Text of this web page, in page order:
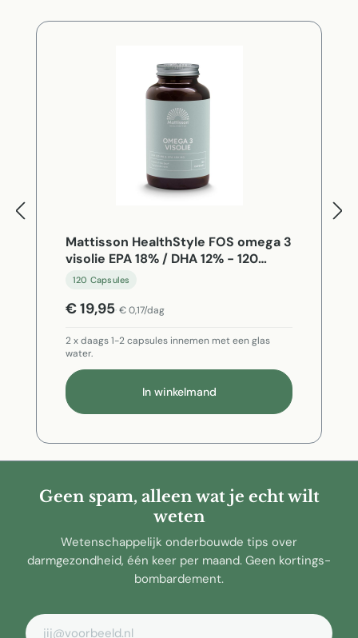
Mattisson HealthStyle FOS omega 3
visolie EPA 18% / DHA 12% - 120
Capsules
120 Capsules
€ 19,95 € 0,17/dag
2 x daags 1-2 capsules innemen met een glas
water.
In winkelmand
Geen spam, alleen wat je echt wilt
weten
Wetenschappelijk onderbouwde tips over
darmgezondheid, één keer per maand. Geen kortings-
bombardement.
E-mailadres